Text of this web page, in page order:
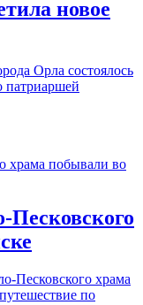
новое
Орла состоялось
патриаршей
Песковского храма
по